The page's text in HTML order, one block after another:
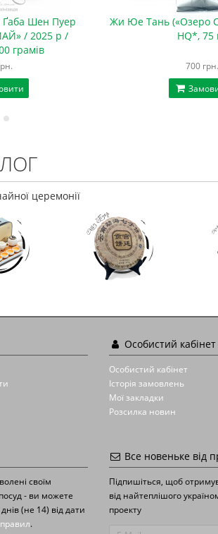
Ґаба Шен Пуер
/ 2025 р /
грамів
Жи Юе Тань («Озеро
HQ*, 75
700 грн.
церемонії
Особистий кабінет
Особистий кабінет
Історія замовлень
Мої закладки
Розсилка новин
своїм
- ви можете
(не 14) від дати
.
Все новеньке від
Підпишіться, щоб
від найтеплішого
проекту